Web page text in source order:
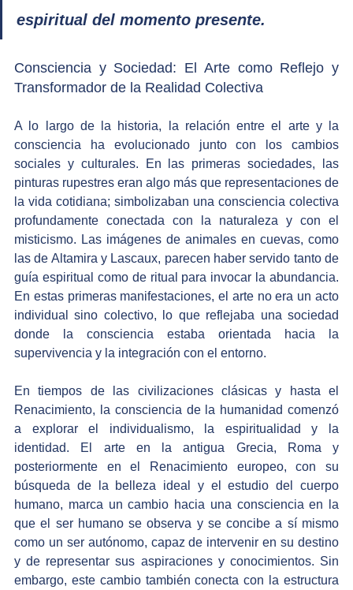
espiritual del momento presente.
Consciencia y Sociedad: El Arte como Reflejo y
Transformador de la Realidad Colectiva
A lo largo de la historia, la relación entre el arte y la
consciencia ha evolucionado junto con los cambios
sociales y culturales. En las primeras sociedades, las
pinturas rupestres eran algo más que representaciones de
la vida cotidiana; simbolizaban una consciencia colectiva
profundamente conectada con la naturaleza y con el
misticismo. Las imágenes de animales en cuevas, como
las de Altamira y Lascaux, parecen haber servido tanto de
guía espiritual como de ritual para invocar la abundancia.
En estas primeras manifestaciones, el arte no era un acto
individual sino colectivo, lo que reflejaba una sociedad
donde la consciencia estaba orientada hacia la
supervivencia y la integración con el entorno.
En tiempos de las civilizaciones clásicas y hasta el
Renacimiento, la consciencia de la humanidad comenzó
a explorar el individualismo, la espiritualidad y la
identidad. El arte en la antigua Grecia, Roma y
posteriormente en el Renacimiento europeo, con su
búsqueda de la belleza ideal y el estudio del cuerpo
humano, marca un cambio hacia una consciencia en la
que el ser humano se observa y se concibe a sí mismo
como un ser autónomo, capaz de intervenir en su destino
y de representar sus aspiraciones y conocimientos. Sin
embargo, este cambio también conecta con la estructura